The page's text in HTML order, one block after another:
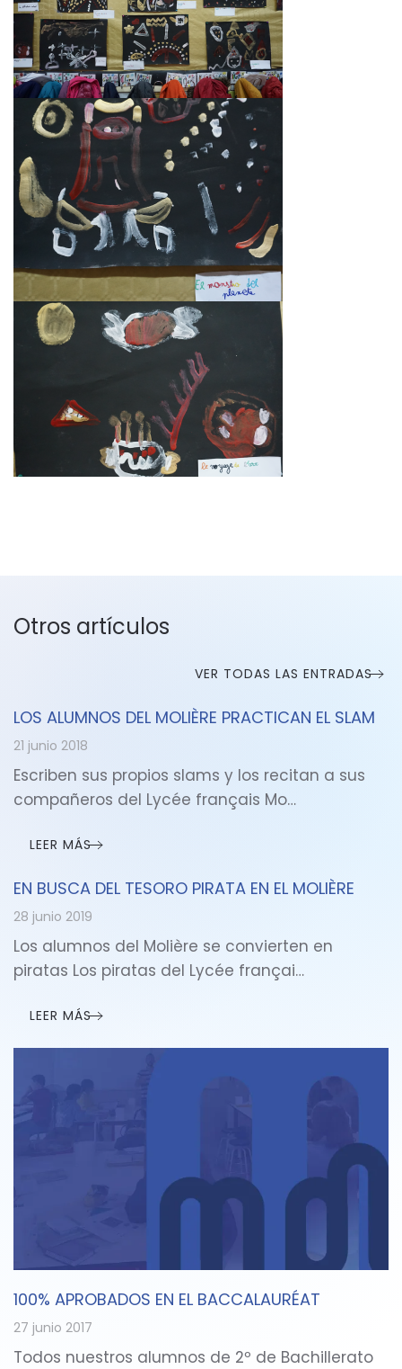
Otros artículos
VER TODAS LAS ENTRADAS
LOS ALUMNOS DEL MOLIÈRE PRACTICAN EL SLAM
21 junio 2018
Escriben sus propios slams y los recitan a sus
compañeros del Lycée français Mo…
LEER MÁS
EN BUSCA DEL TESORO PIRATA EN EL MOLIÈRE
28 junio 2019
Los alumnos del Molière se convierten en
piratas Los piratas del Lycée françai…
LEER MÁS
100% APROBADOS EN EL BACCALAURÉAT
27 junio 2017
Todos nuestros alumnos de 2º de Bachillerato